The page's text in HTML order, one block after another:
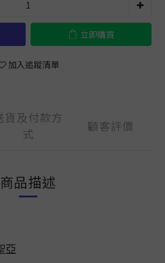
立即購買
加入追蹤清單
貨及付款方
式
顧客評價
商品描述
亞